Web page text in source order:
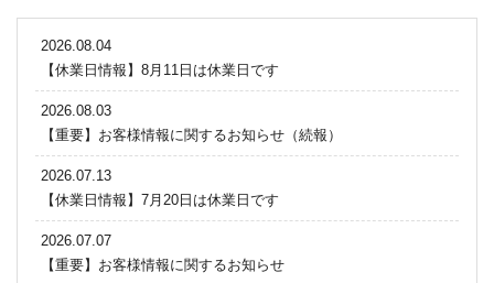
2026.08.04
【休業日情報】8月11日は休業日です
2026.08.03
【重要】お客様情報に関するお知らせ（続報）
2026.07.13
【休業日情報】7月20日は休業日です
2026.07.07
【重要】お客様情報に関するお知らせ